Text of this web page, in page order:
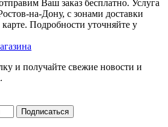
Ваш заказ бесплатно. Услуга
на-Дону, с зонами доставки
Подробности уточняйте у
и получайте свежие новости и